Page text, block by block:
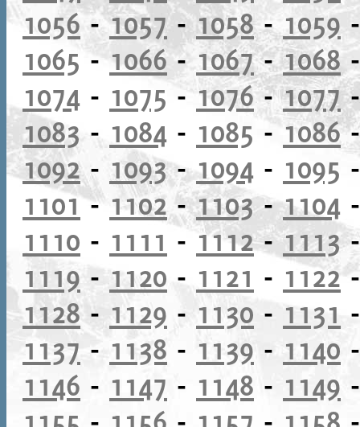
1056-1057-1058- 1059
1065 -1066- 1067-1068
1074 - 1075 -1076-1077
1083- 1084 - 1085 - 1086
1092- 1093-1094 - 1095
1101- 1102-1103-1104
1110 - 1111 - 1112-1113
1119-1120 - 1121 - 1122
1128- 1129 - 1130 - 1131
1137 - 1138 - 1139 - 1140
1146 - 1147 - 1148 - 1149